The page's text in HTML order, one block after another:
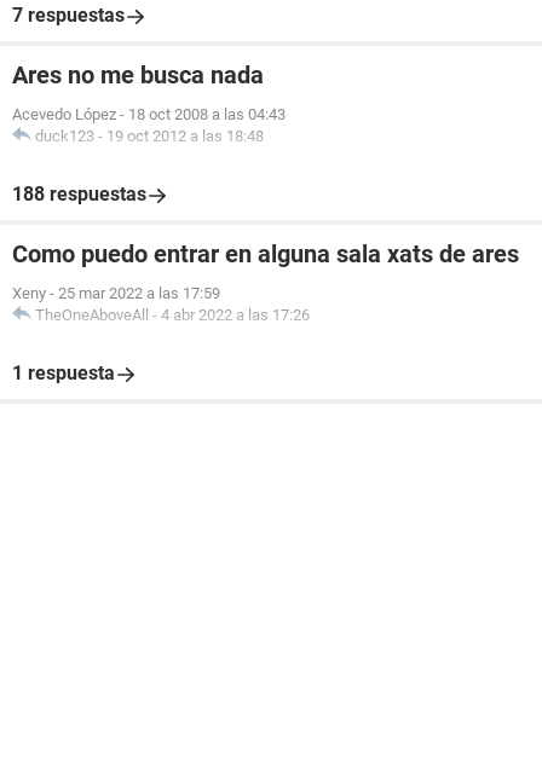
7 respuestas
Ares no me busca nada
Acevedo López - 18 oct 2008 a las 04:43
duck123 - 19 oct 2012 a las 18:48
188 respuestas
Como puedo entrar en alguna sala xats de ares
Xeny - 25 mar 2022 a las 17:59
TheOneAboveAll - 4 abr 2022 a las 17:26
1 respuesta